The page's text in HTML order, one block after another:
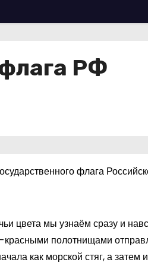
РФ
флага
цвета мы узнаём сразу и
полотнищами
как морской стяг, а затем